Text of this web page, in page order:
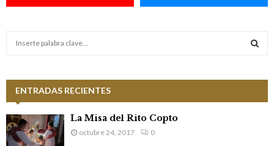
h
f
o
r
ENTRADAS RECIENTES
La Misa del Rito Copto
octubre 24, 2017 0